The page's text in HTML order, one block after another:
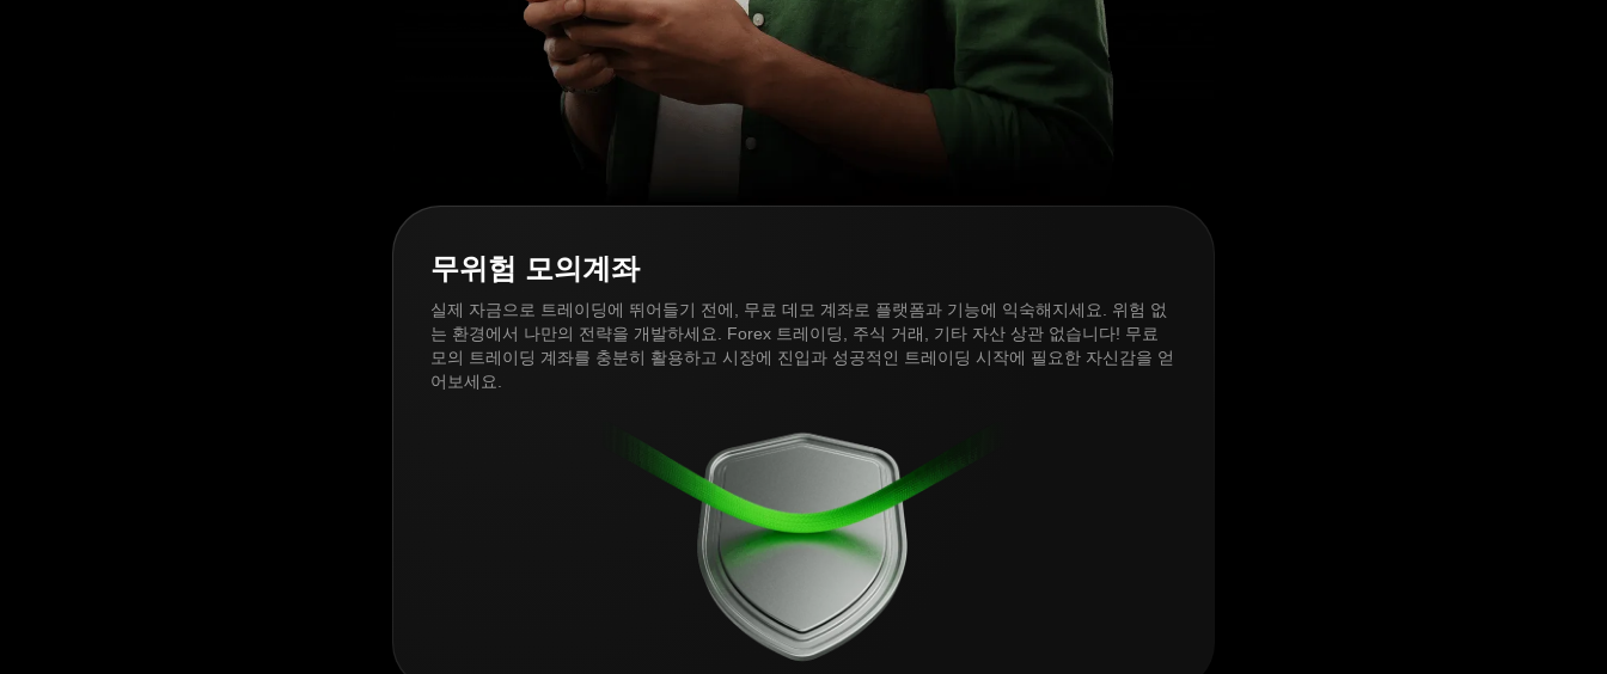
무위험 모의계좌
실제 자금으로 트레이딩에 뛰어들기 전에, 무료 데모 계좌로 플랫폼과 기능에 익숙해지세요. 위험 없
는 환경에서 나만의 전략을 개발하세요. Forex 트레이딩, 주식 거래, 기타 자산 상관 없습니다! 무료
모의 트레이딩 계좌를 충분히 활용하고 시장에 진입과 성공적인 트레이딩 시작에 필요한 자신감을 얻
어보세요.